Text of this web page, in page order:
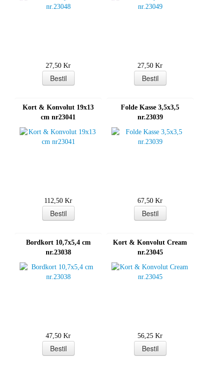
27,50 Kr 27,50 Kr
Kort & Konvolut 19x13
cm nr23041
112,50 Kr
Folde Kasse 3,5x3,5
nr.23039
67,50 Kr
Bordkort 10,7x5,4 cm
nr.23038
47,50 Kr
Kort & Konvolut Cream
nr.23045
56,25 Kr